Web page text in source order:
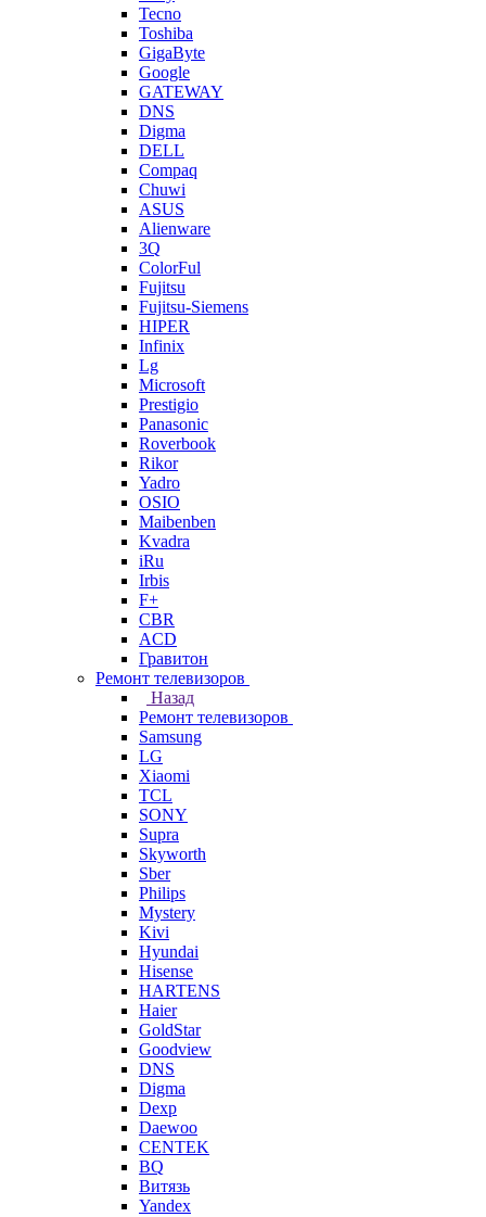
Tecno
Toshiba
GigaByte
Google
GATEWAY
DNS
Digma
DELL
Compaq
Chuwi
ASUS
Alienware
3Q
ColorFul
Fujitsu
Fujitsu-Siemens
HIPER
Infinix
Lg
Microsoft
Prestigio
Panasonic
Roverbook
Rikor
Yadro
OSIO
Maibenben
Kvadra
iRu
Irbis
F+
CBR
ACD
Гравитон
Ремонт телевизоров
Назад
Ремонт телевизоров
Samsung
LG
Xiaomi
TCL
SONY
Supra
Skyworth
Sber
Philips
Mystery
Kivi
Hyundai
Hisense
HARTENS
Haier
GoldStar
Goodview
DNS
Digma
Dexp
Daewoo
CENTEK
BQ
Витязь
Yandex